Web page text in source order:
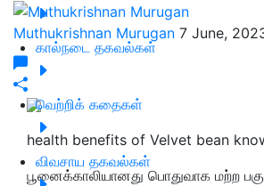
கால்நடை தகவல்கள்
வெற்றிக் கதைகள்
விவசாய தகவல்கள்
Muthukrishnan Murugan 7 June,
health benefits of Velvet bean
பூனைக்காலியானது பொதுவாக மற்ற